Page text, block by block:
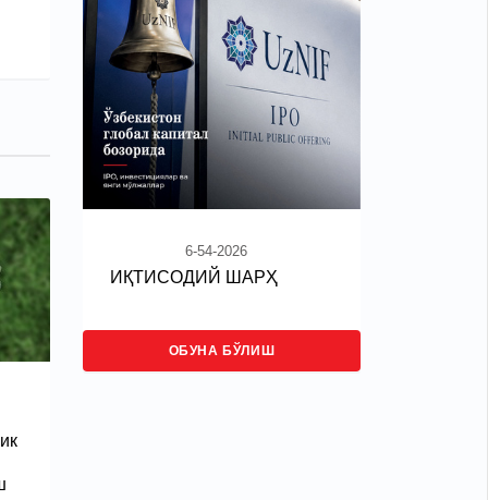
6-54-2026
ИҚТИСОДИЙ ШАРҲ
ОБУНА БЎЛИШ